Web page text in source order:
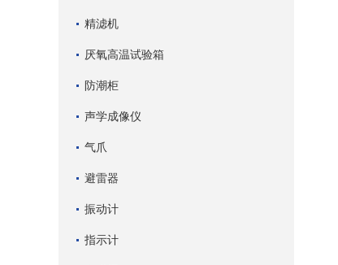
精滤机
厌氧高温试验箱
防潮柜
声学成像仪
气爪
避雷器
振动计
指示计